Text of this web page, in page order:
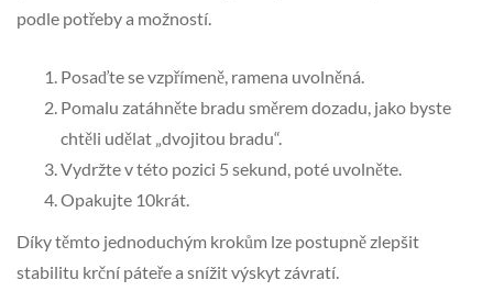
podle potřeby a možností.
Posaďte se vzpřímeně, ramena uvolněná.
Pomalu zatáhněte bradu směrem dozadu, jako byste
chtěli udělat „dvojitou bradu“.
Vydržte v této pozici 5 sekund, poté uvolněte.
Opakujte 10krát.
Díky těmto jednoduchým krokům lze postupně zlepšit
stabilitu krční páteře a snížit výskyt závratí.